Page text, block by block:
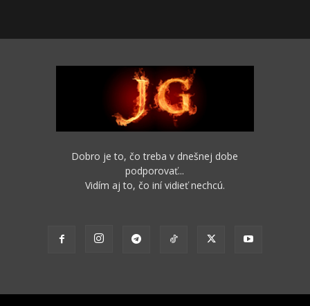
Dobro je to, čo treba v dnešnej dobe
podporovať...
Vidím aj to, čo iní vidieť nechcú.